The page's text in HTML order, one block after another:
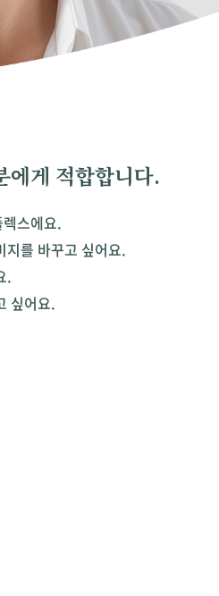
에게 적합합니다.
스에요.
지를 바꾸고 싶어요.
.
싶어요.